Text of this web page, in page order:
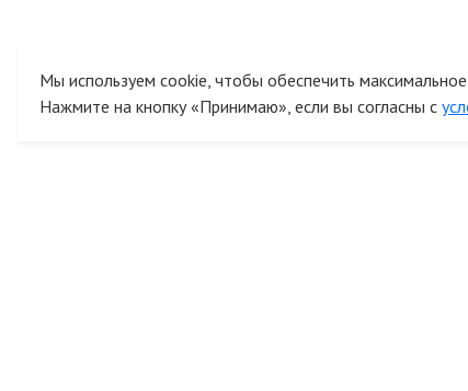
Мы используем cookie, чтобы обеспечить
Нажмите на кнопку «Принимаю», если вы согласны с